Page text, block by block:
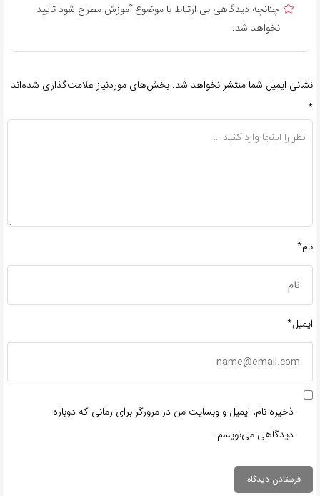
چنانچه دیدگاهی بی ارتباط با موضوع آموزش مطرح شود تایید
نخواهد شد.
نشانی ایمیل شما منتشر نخواهد شد. بخش‌های موردنیاز علامت‌گذاری شده‌اند
*
نام*
ایمیل*
ذخیره نام، ایمیل و وبسایت من در مرورگر برای زمانی که دوباره
دیدگاهی می‌نویسم.